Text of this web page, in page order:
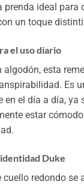
prenda ideal para
un toque
el uso diario
algodón, esta
Es
en el día a día, ya
estar
Duke
cuello redondo se